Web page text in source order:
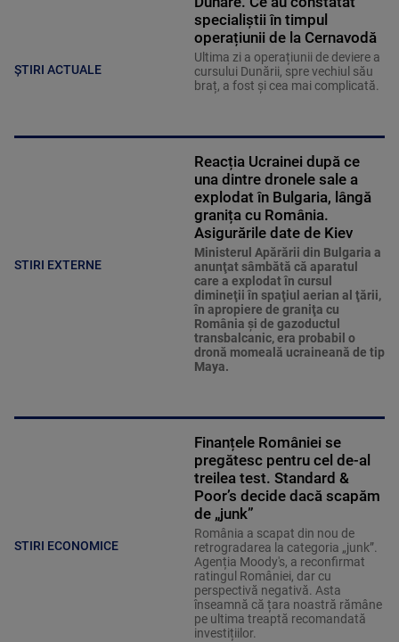
ȘTIRI ACTUALE
specialiștii în timpul
operațiunii de la Cernavodă
Ultima zi a operațiunii de deviere a
cursului Dunării, spre vechiul său
braț, a fost și cea mai complicată.
STIRI EXTERNE
Reacția Ucrainei după ce
una dintre dronele sale a
explodat în Bulgaria, lângă
granița cu România.
Asigurările date de Kiev
Ministerul Apărării din Bulgaria a
anunţat sâmbătă că aparatul
care a explodat în cursul
dimineţii în spaţiul aerian al ţării,
în apropiere de graniţa cu
România şi de gazoductul
transbalcanic, era probabil o
dronă momeală ucraineană de tip
Maya.
STIRI ECONOMICE
Finanțele României se
pregătesc pentru cel de-al
treilea test. Standard &
Poor’s decide dacă scapăm
de „junk”
România a scapat din nou de
retrogradarea la categoria „junk”.
Agenția Moody's, a reconfirmat
ratingul României, dar cu
perspectivă negativă. Asta
înseamnă că țara noastră rămâne
pe ultima treaptă recomandată
investițiilor.